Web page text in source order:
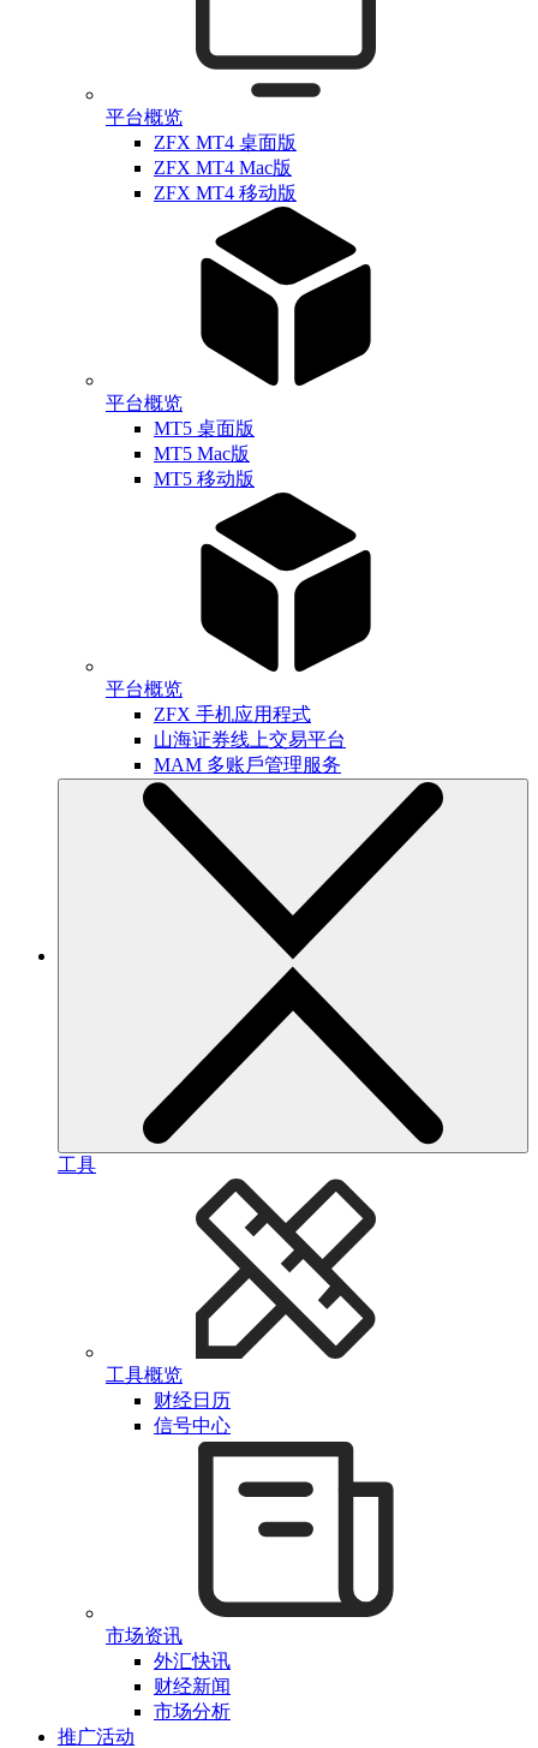
平台概览
ZFX MT4 桌面版
ZFX MT4 Mac版
ZFX MT4 移动版
平台概览
MT5 桌面版
MT5 Mac版
MT5 移动版
平台概览
ZFX 手机应用程式
山海证券线上交易平台
MAM 多账戶管理服务
工具
工具概览
财经日历
信号中心
市场资讯
外汇快讯
财经新闻
市场分析
推广活动